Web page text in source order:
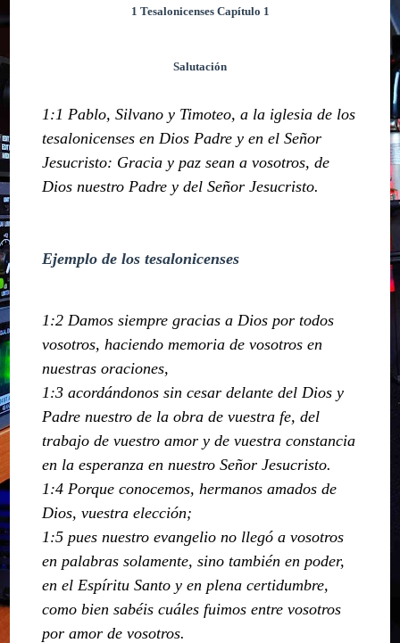
1 Tesalonicenses Capítulo 1
Salutación
1:1 Pablo, Silvano y Timoteo, a la iglesia de los
tesalonicenses en Dios Padre y en el Señor
Jesucristo: Gracia y paz sean a vosotros, de
Dios nuestro Padre y del Señor Jesucristo.
Ejemplo de los tesalonicenses
1:2 Damos siempre gracias a Dios por todos
vosotros, haciendo memoria de vosotros en
nuestras oraciones,
1:3 acordándonos sin cesar delante del Dios y
Padre nuestro de la obra de vuestra fe, del
trabajo de vuestro amor y de vuestra constancia
en la esperanza en nuestro Señor Jesucristo.
1:4 Porque conocemos, hermanos amados de
Dios, vuestra elección;
1:5 pues nuestro evangelio no llegó a vosotros
en palabras solamente, sino también en poder,
en el Espíritu Santo y en plena certidumbre,
como bien sabéis cuáles fuimos entre vosotros
por amor de vosotros.